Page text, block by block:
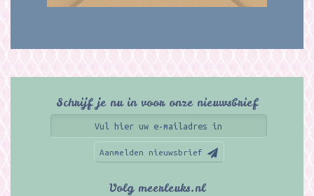
Schrijf je nu in voor onze nieuwsbrief
Aanmelden nieuwsbrief
Volg meerleuks.nl